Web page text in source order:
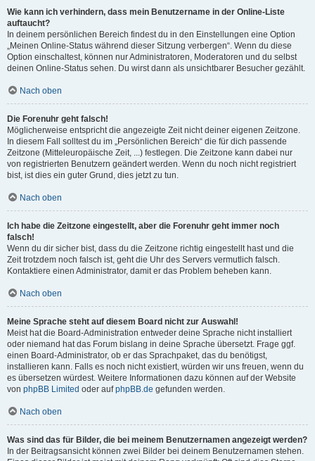
Wie kann ich verhindern, dass mein Benutzername in der Online-Liste
auftaucht?
In deinem persönlichen Bereich findest du in den Einstellungen eine Option
„Meinen Online-Status während dieser Sitzung verbergen“. Wenn du diese
Option einschaltest, können nur Administratoren, Moderatoren und du selbst
deinen Online-Status sehen. Du wirst dann als unsichtbarer Besucher gezählt.
Nach oben
Die Forenuhr geht falsch!
Möglicherweise entspricht die angezeigte Zeit nicht deiner eigenen Zeitzone.
In diesem Fall solltest du im „Persönlichen Bereich“ die für dich passende
Zeitzone (Mitteleuropäische Zeit, ...) festlegen. Die Zeitzone kann dabei nur
von registrierten Benutzern geändert werden. Wenn du noch nicht registriert
bist, ist dies ein guter Grund, dies jetzt zu tun.
Nach oben
Ich habe die Zeitzone eingestellt, aber die Forenuhr geht immer noch
falsch!
Wenn du dir sicher bist, dass du die Zeitzone richtig eingestellt hast und die
Zeit trotzdem noch falsch ist, geht die Uhr des Servers vermutlich falsch.
Kontaktiere einen Administrator, damit er das Problem beheben kann.
Nach oben
Meine Sprache steht auf diesem Board nicht zur Auswahl!
Meist hat die Board-Administration entweder deine Sprache nicht installiert
oder niemand hat das Forum bislang in deine Sprache übersetzt. Frage ggf.
einen Board-Administrator, ob er das Sprachpaket, das du benötigst,
installieren kann. Falls es noch nicht existiert, würden wir uns freuen, wenn du
es übersetzen würdest. Weitere Informationen dazu können auf der Website
von phpBB Limited oder aufphpBB.de gefunden werden.
Nach oben
Was sind das für Bilder, die bei meinem Benutzernamen angezeigt werden?
In der Beitragsansicht können zwei Bilder bei deinem Benutzernamen stehen.